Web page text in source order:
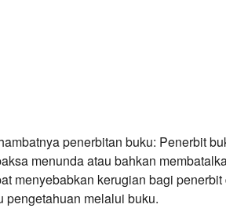
penerbitan buku: Penerbit
menunda atau bahkan
menyebabkan kerugian bagi
pengetahuan melalui buku.